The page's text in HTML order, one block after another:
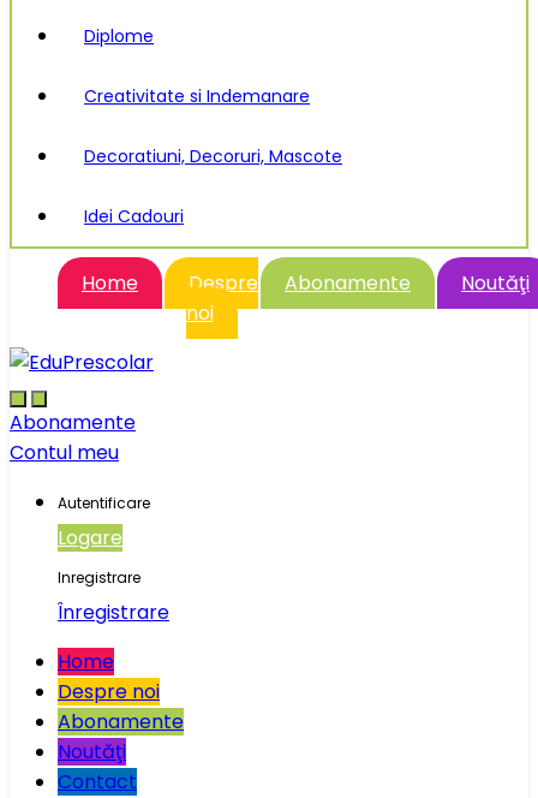
Diplome
Creativitate si Indemanare
Decoratiuni, Decoruri, Mascote
Idei Cadouri
Home
Despre
noi
Abonamente Noutăţi
Abonamente
Contul meu
Autentificare
Logare
Inregistrare
Înregistrare
Home
Despre noi
Abonamente
Noutăţi
Contact